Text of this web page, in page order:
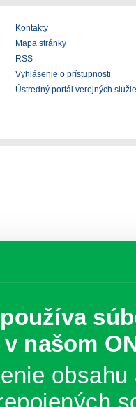
našom
Kontakty
Mapa stránky
RSS
Vyhlásenie o prístupnosti
Ústredný portál verejných